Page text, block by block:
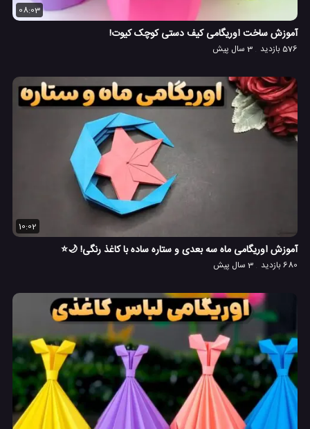
08:03
آموزش ساخت اوریگامی کیف دستی کوچک کیوت!
576 بازدید 3 سال پیش
10:02
آموزش اوریگامی ماه سه بعدی و ستاره ساده با کاغذ رنگی! 🌙⭐
680 بازدید 3 سال پیش